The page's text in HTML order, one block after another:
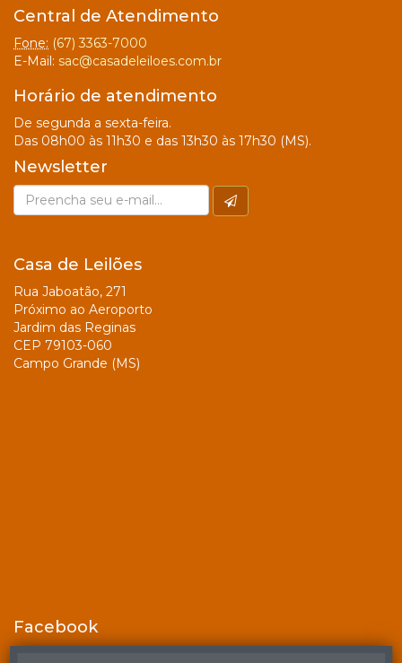
Central de Atendimento
Fone: (67) 3363-7000
E-Mail: sac@casadeleiloes.com.br
Horário de atendimento
De segunda a sexta-feira.
Das 08h00 às 11h30 e das 13h30 às 17h30 (MS).
Newsletter
Casa de Leilões
Rua Jaboatão, 271
Próximo ao Aeroporto
Jardim das Reginas
CEP 79103-060
Campo Grande (MS)
Facebook